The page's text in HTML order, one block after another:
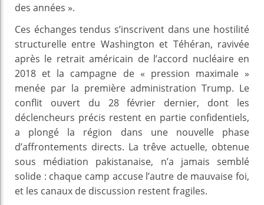
des années ».
Ces échanges tendus s’inscrivent dans une hostilité
structurelle entre Washington et Téhéran, ravivée
après le retrait américain de l’accord nucléaire en
2018 et la campagne de « pression maximale »
menée par la première administration Trump. Le
conflit ouvert du 28 février dernier, dont les
déclencheurs précis restent en partie confidentiels,
a plongé la région dans une nouvelle phase
d’affrontements directs. La trêve actuelle, obtenue
sous médiation pakistanaise, n’a jamais semblé
solide : chaque camp accuse l’autre de mauvaise foi,
et les canaux de discussion restent fragiles.